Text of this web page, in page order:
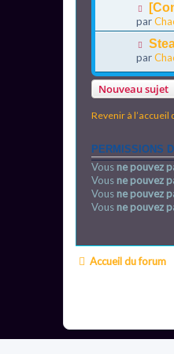
par
par
Nouveau sujet
Revenir à l’accueil
PERMISSIONS
Vous ne pouvez
Vous ne pouvez
Vous ne pouvez
Vous ne pouvez
Accueil du forum